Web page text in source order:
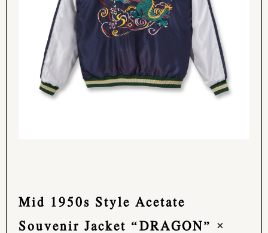
Mid 1950s Style Acetate
Souvenir Jacket “DRAGON” ×